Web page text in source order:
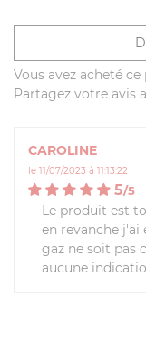
Vous avez acheté
Partagez votre avis
CAROLINE
le 11/07/2023 à 11:13:22
5/5
Le produit est
en revanche j'ai
gaz ne soit pas
aucune